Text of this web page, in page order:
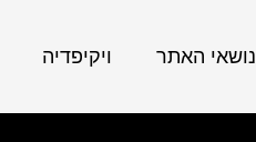
נושאי האתר ויקיפדיה